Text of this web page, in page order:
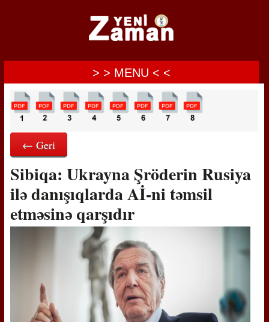
> > MENU < <
← Geri
Sibiqa: Ukrayna Şröderin Rusiya
ilə danışıqlarda Aİ-ni təmsil
etməsinə qarşıdır